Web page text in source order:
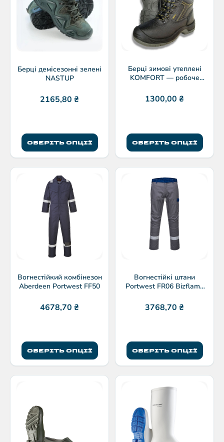
Берці демісезонні зелені
NASTUP
2165,80 ₴
ОБЕРІТЬ ОПЦІЇ
Берці зимові утеплені
KOMFORT — робоче
1300,00 ₴
ОБЕРІТЬ ОПЦІЇ
Вогнестійкий комбінезон
Aberdeen Portwest FF50
4678,70 ₴
ОБЕРІТЬ ОПЦІЇ
Вогнестійкі штани
Portwest FR06 Bizflame
3768,70 ₴
ОБЕРІТЬ ОПЦІЇ